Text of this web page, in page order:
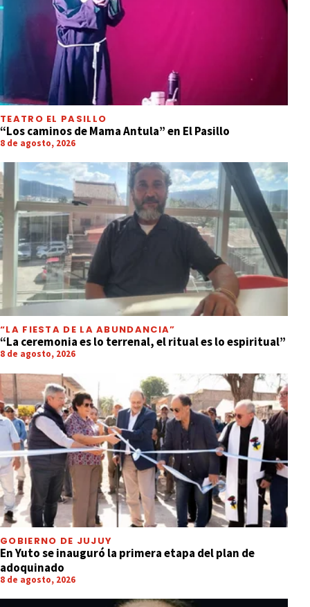
TEATRO EL PASILLO
“Los caminos de Mama Antula” en El Pasillo
8 de agosto, 2026
“LA FIESTA DE LA ABUNDANCIA”
“La ceremonia es lo terrenal, el ritual es lo espiritual”
8 de agosto, 2026
GOBIERNO DE JUJUY
En Yuto se inauguró la primera etapa del plan de
adoquinado
8 de agosto, 2026